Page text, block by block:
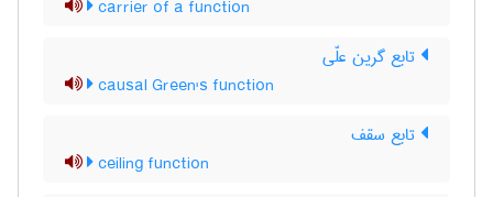
carrier of a function
تابع گرین علّی
causal Green's function
تابع سقف
ceiling function